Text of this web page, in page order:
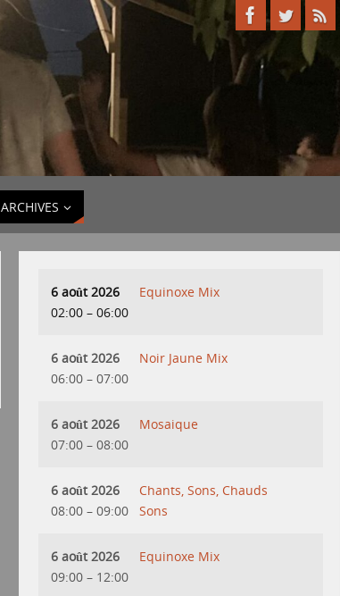
ARCHIVES
6 août 2026
02:00 – 06:00
Equinoxe Mix
6 août 2026
06:00 – 07:00
Noir Jaune Mix
6 août 2026
07:00 – 08:00
Mosaique
6 août 2026
08:00 – 09:00
Chants, Sons, Chauds
Sons
6 août 2026
09:00 – 12:00
Equinoxe Mix